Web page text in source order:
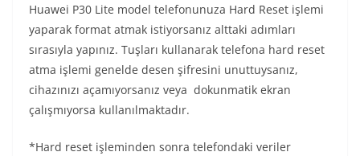
Huawei P30 Lite model telefonunuza Hard Reset işlemi
yaparak format atmak istiyorsanız alttaki adımları
sırasıyla yapınız. Tuşları kullanarak telefona hard reset
atma işlemi genelde desen şifresini unuttuysanız,
cihazınızı açamıyorsanız veya dokunmatik ekran
çalışmıyorsa kullanılmaktadır.
*Hard reset işleminden sonra telefondaki veriler